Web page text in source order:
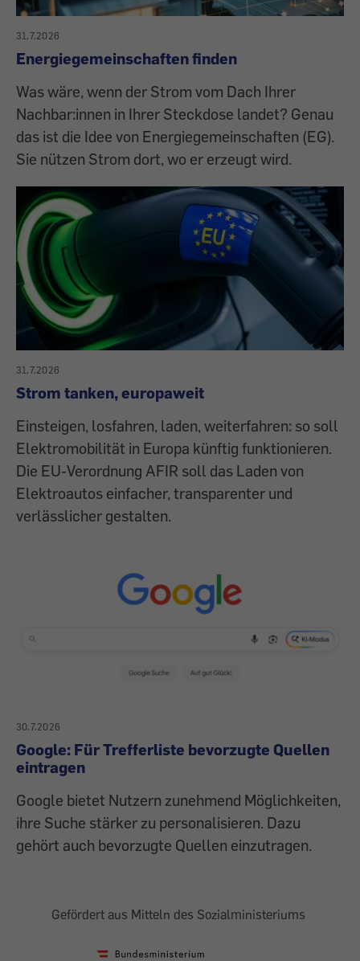
31.7.2026
Energiegemeinschaften finden
Was wäre, wenn der Strom vom Dach Ihrer
Nachbar:innen in Ihrer Steckdose landet? Genau
das ist die Idee von Energiegemeinschaften (EG).
Sie nützen Strom dort, wo er erzeugt wird.
31.7.2026
Strom tanken, europaweit
Einsteigen, losfahren, laden, weiterfahren: so soll
Elektromobilität in Europa künftig funktionieren.
Die EU-Verordnung AFIR soll das Laden von
Elektroautos einfacher, transparenter und
verlässlicher gestalten.
30.7.2026
Google: Für Trefferliste bevorzugte Quellen
eintragen
Google bietet Nutzern zunehmend Möglichkeiten,
ihre Suche stärker zu personalisieren. Dazu
gehört auch bevorzugte Quellen einzutragen.
Gefördert aus Mitteln des Sozialministeriums